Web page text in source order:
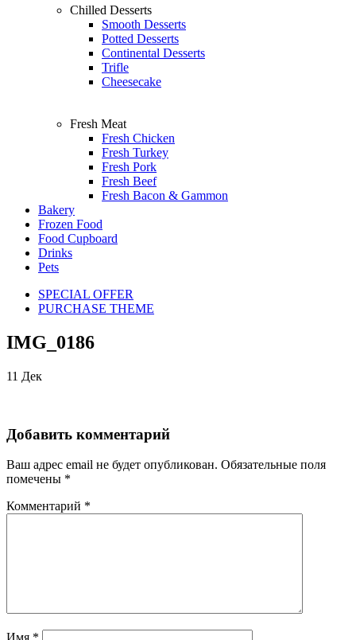
Chilled Desserts
Smooth Desserts
Potted Desserts
Continental Desserts
Trifle
Cheesecake
Fresh Meat
Fresh Chicken
Fresh Turkey
Fresh Pork
Fresh Beef
Fresh Bacon & Gammon
Bakery
Frozen Food
Food Cupboard
Drinks
Pets
SPECIAL OFFER
PURCHASE THEME
IMG_0186
11 Дек
Добавить комментарий
Ваш адрес email не будет опубликован. Обязательные поля
помечены *
Комментарий *